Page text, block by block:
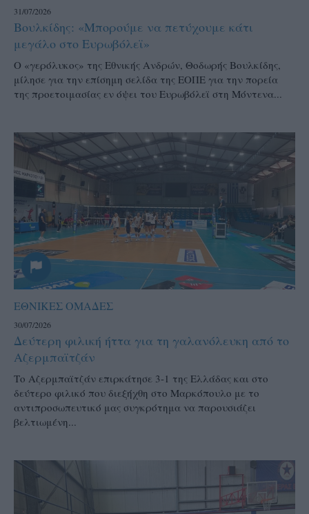
31/07/2026
Βουλκίδης: «Μπορούμε να πετύχουμε κάτι
μεγάλο στο Ευρωβόλεϊ»
Ο «γερόλυκος» της Εθνικής Ανδρών, Θοδωρής Βουλκίδης,
μίλησε για την επίσημη σελίδα της ΕΟΠΕ για την πορεία
της προετοιμασίας εν όψει του Ευρωβόλεϊ στη Μόντενα...
ΕΘΝΙΚΕΣ ΟΜΑΔΕΣ
30/07/2026
Δεύτερη φιλική ήττα για τη γαλανόλευκη από το
Αζερμπαϊτζάν
Το Αζερμπαϊτζάν επιρκάτησε 3-1 της Ελλάδας και στο
δεύτερο φιλικό που διεξήχθη στο Μαρκόπουλο με το
αντιπροσωπευτικό μας συγκρότημα να παρουσιάζει
βελτιωμένη...